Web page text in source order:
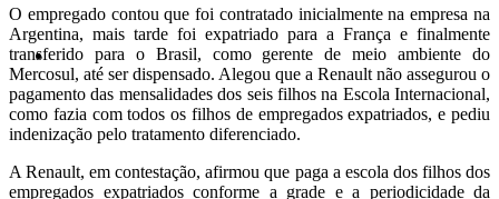
O empregado contou que foi contratado inicialmente na empresa na
Argentina, mais tarde foi expatriado para a França e finalmente
transferido para o Brasil, como gerente de meio ambiente do
Mercosul, até ser dispensado. Alegou que a Renault não assegurou o
pagamento das mensalidades dos seis filhos na Escola Internacional,
como fazia com todos os filhos de empregados expatriados, e pediu
indenização pelo tratamento diferenciado.
A Renault, em contestação, afirmou que paga a escola dos filhos dos
empregados expatriados conforme a grade e a periodicidade da